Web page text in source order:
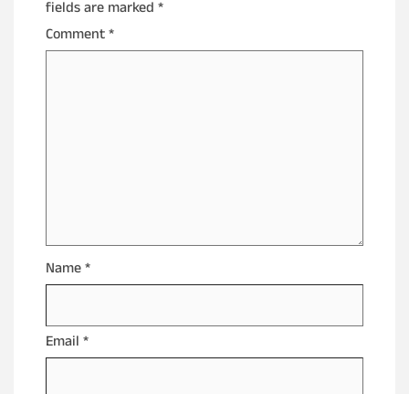
fields are marked *
Comment*
Name*
Email *